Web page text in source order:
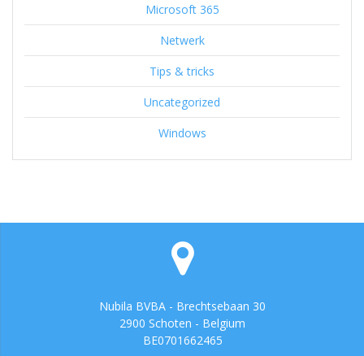
Microsoft 365
Netwerk
Tips & tricks
Uncategorized
Windows
Nubila BVBA - Brechtsebaan 30
2900 Schoten - Belgium
BE0701662465